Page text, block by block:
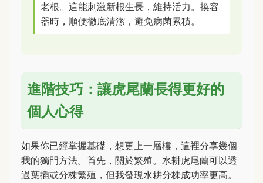
老根。這能刺激新根生長，維持活力。換容
器時，順便徹底清潔，避免病菌累積。
進階技巧：讓虎尾蘭長得更好的
個人心得
如果你已經掌握基礎，想更上一層樓，這裡分享幾個
我的獨門方法。首先，關於繁殖。水耕虎尾蘭可以透
過葉插或分株繁殖，但我發現水耕分株成功率更高。